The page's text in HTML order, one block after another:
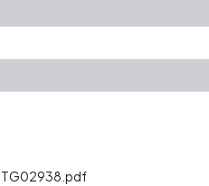
TG02938.pdf